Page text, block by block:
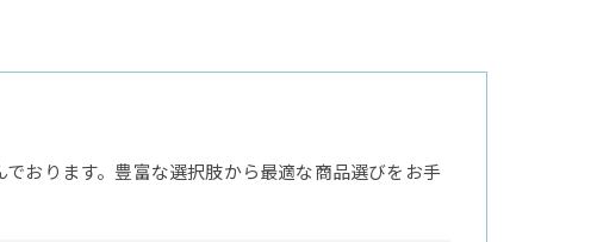
おります。豊富な選択肢から最適な商品選びをお手